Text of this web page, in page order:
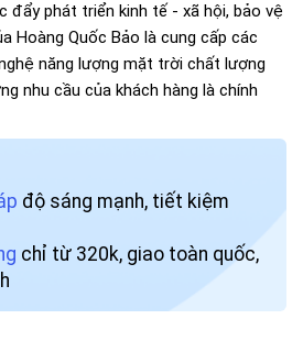
đẩy phát triển kinh tế - xã hội, bảo vệ
Hoàng Quốc Bảo là cung cấp các
năng lượng mặt trời chất lượng
nhu cầu của khách hàng là chính
độ sáng mạnh, tiết kiệm
chỉ từ 320k, giao toàn quốc,